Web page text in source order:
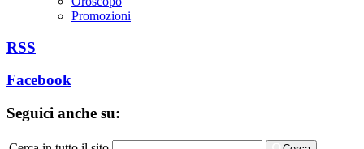
Promozioni
RSS
Facebook
Seguici anche su: